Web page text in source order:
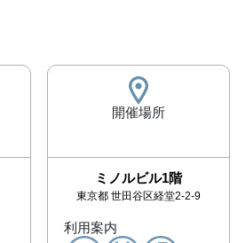
開催場所
ミノルビル1階
東京都 世田谷区経堂2-2-9
利用案内